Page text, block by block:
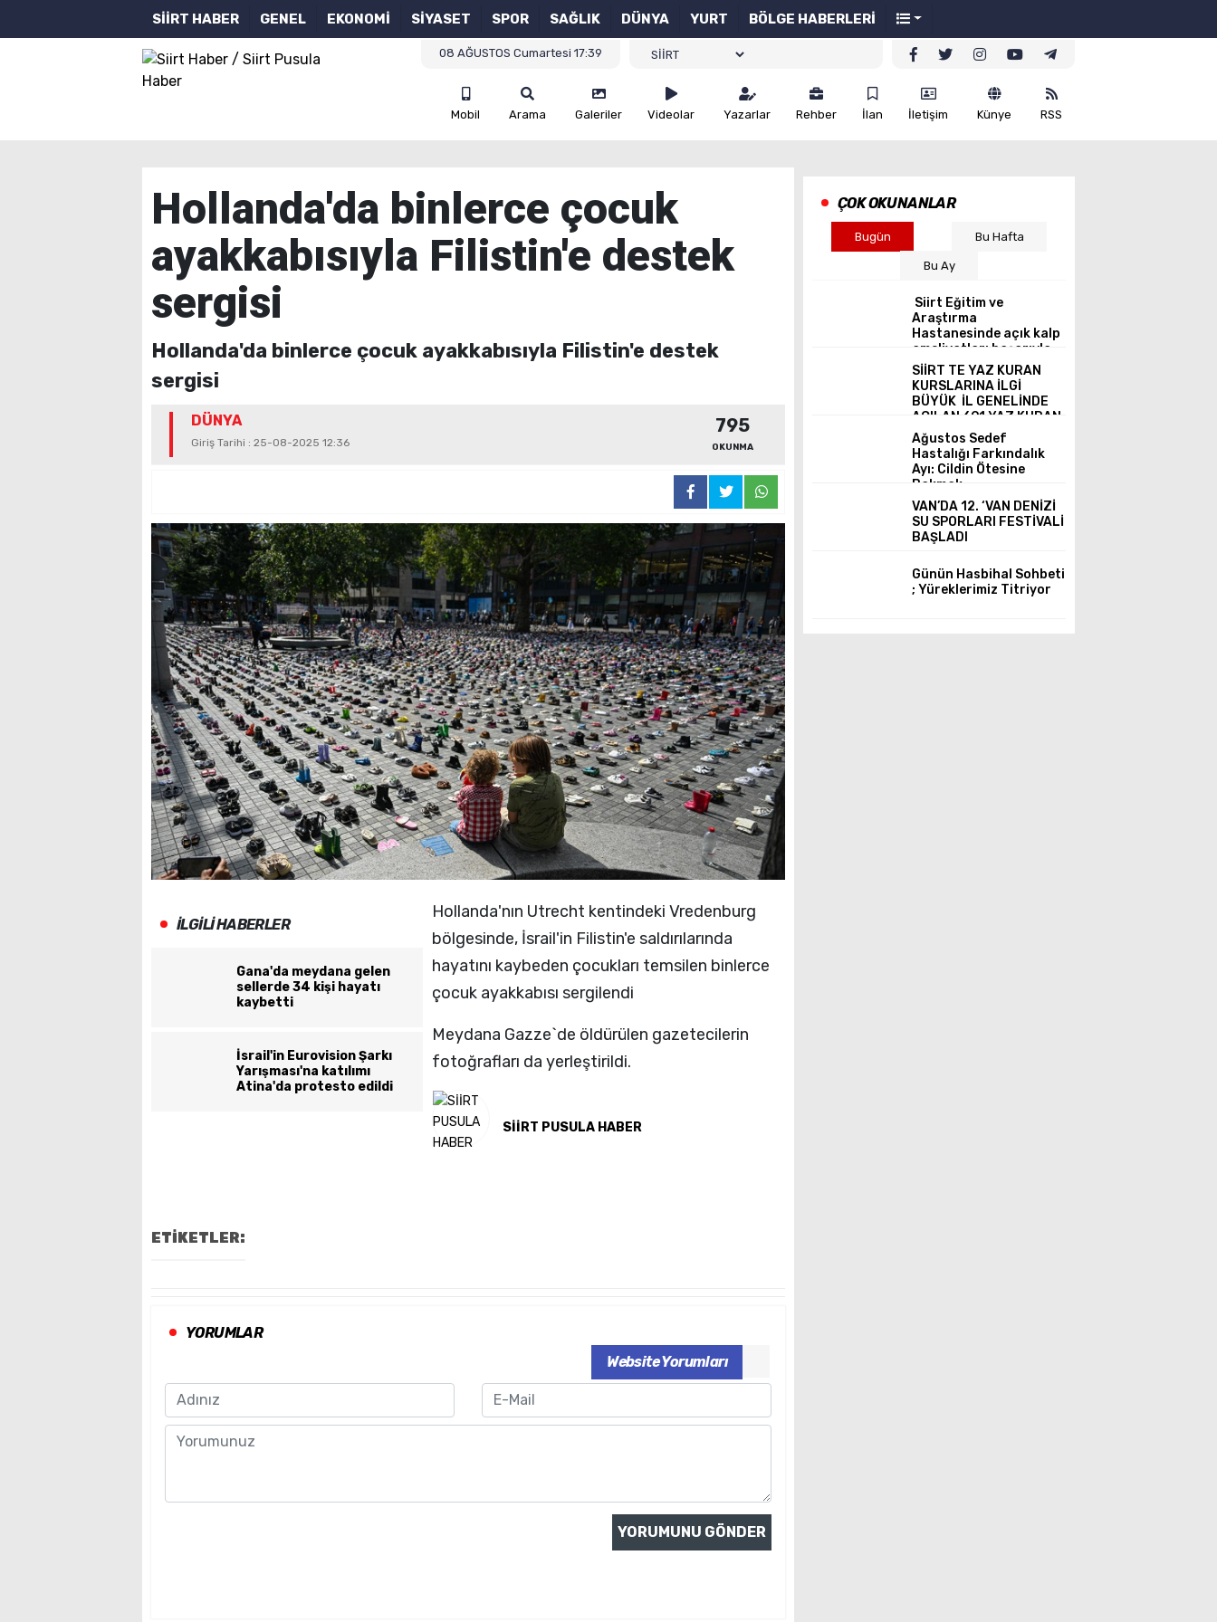
SİİRT HABER GENEL EKONOMİ SİYASET SPOR SAĞLIK DÜNYA YURT BÖLGE HABERLERİ
08 AĞUSTOS Cumartesi 17:39
Mobil Arama Galeriler Videolar Yazarlar Rehber İlan İletişim Künye RSS
Hollanda'da binlerce çocuk
ayakkabısıyla Filistin'e destek
sergisi
Hollanda'da binlerce çocuk ayakkabısıyla Filistin'e destek
sergisi
DÜNYA
Giriş Tarihi : 25-08-2025 12:36
795
OKUNMA
İLGİLİ HABERLER
Gana'da meydana gelen
sellerde 34 kişi hayatı
kaybetti
İsrail'in Eurovision Şarkı
Yarışması'na katılımı
Atina'da protesto edildi
Hollanda'nın Utrecht kentindeki Vredenburg
bölgesinde, İsrail'in Filistin'e saldırılarında
hayatını kaybeden çocukları temsilen binlerce
çocuk ayakkabısı sergilendi
Meydana Gazze`de öldürülen gazetecilerin
fotoğrafları da yerleştirildi.
SİİRT PUSULA HABER
ETİKETLER:
YORUMLAR
Website Yorumları
Name
Email
Comment
ÇOK OKUNANLAR
Bugün Bu Hafta
Bu Ay
Siirt Eğitim ve
Araştırma
Hastanesinde açık kalp
ameliyatları başarıyla
gerçekleştirildi.
SİİRT TE YAZ KURAN
KURSLARINA İLGİ
BÜYÜK İL GENELİNDE
AÇILAN 691 YAZ KURAN
KURSUNDA 12 BİN
ÜSTÜNDE ÖĞRENCİ
KURAN KERİM OKUMAYI
ÖĞRENİYOR
Ağustos Sedef
Hastalığı Farkındalık
Ayı: Cildin Ötesine
Bakmak
VAN’DA 12. ‘VAN DENİZİ
SU SPORLARI FESTİVALİ
BAŞLADI
Günün Hasbihal Sohbeti
; Yüreklerimiz Titriyor